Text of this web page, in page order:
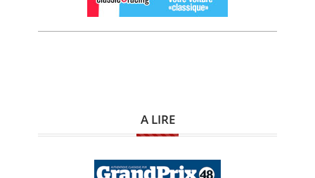
A LIRE